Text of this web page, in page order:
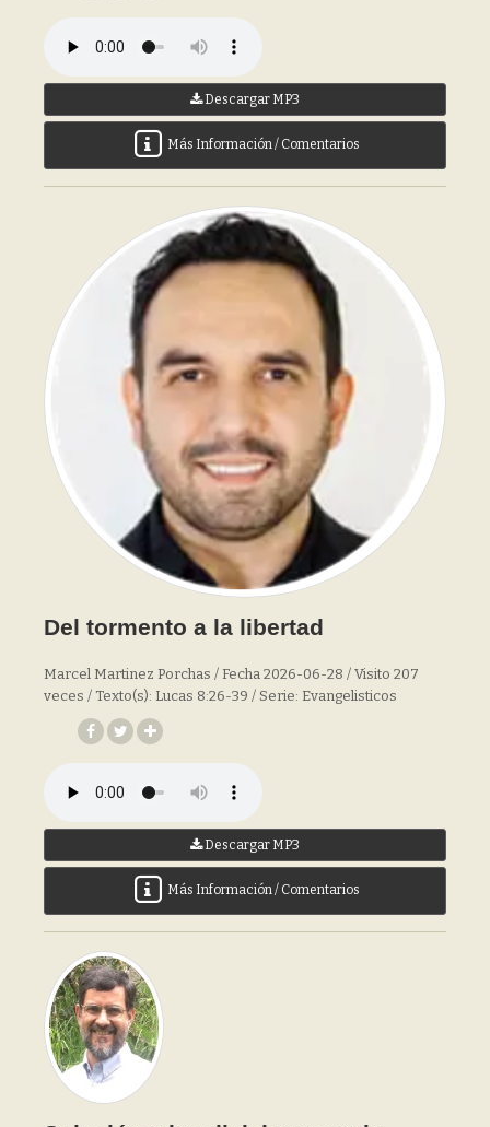
Descargar MP3
Más Información / Comentarios
Del tormento a la libertad
Marcel Martinez Porchas / Fecha 2026-06-28 / Visito 207
veces / Texto(s): Lucas 8:26-39 / Serie: Evangelisticos
Descargar MP3
Más Información / Comentarios